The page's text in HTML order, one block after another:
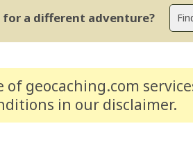
for a different adventure?
of geocaching.com
in our disclaimer.